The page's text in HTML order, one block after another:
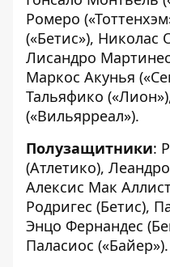
Ромеро
(«Бетис»), Николас
Лисандро
Маркос Акунья
Тальяфико
(«Вильярреал»).
Полузащитники:
(Атлетико),
Алексис Мак
Родригес (Бетис),
Энцо Фернандес
Паласиос («Байер»).